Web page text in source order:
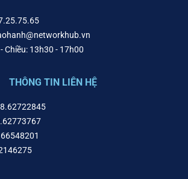
Chiều: 13h30 - 17h00
THÔNG TIN LIÊN HỆ